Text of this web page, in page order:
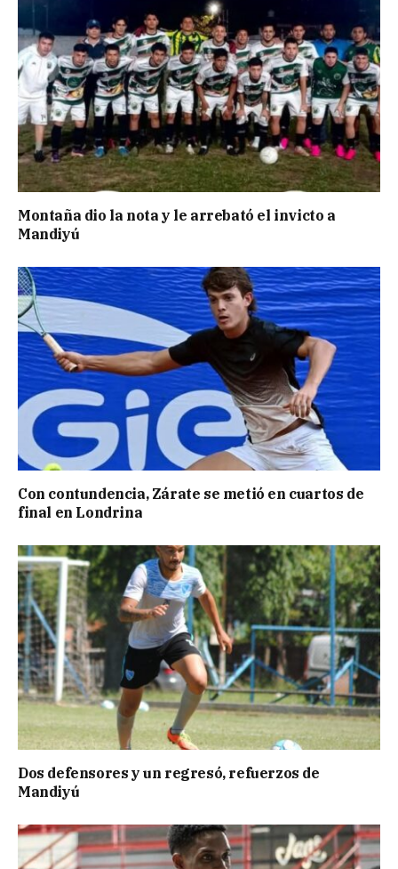
Montaña dio la nota y le arrebató el invicto a
Mandiyú
Con contundencia, Zárate se metió en cuartos de
final en Londrina
Dos defensores y un regresó, refuerzos de
Mandiyú